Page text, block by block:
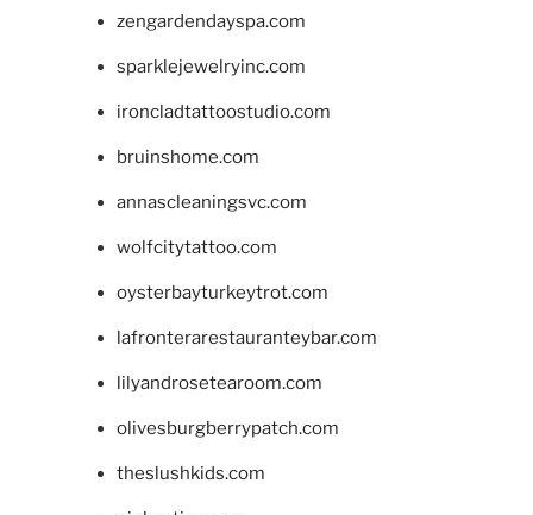
zengardendayspa.com
sparklejewelryinc.com
ironcladtattoostudio.com
bruinshome.com
annascleaningsvc.com
wolfcitytattoo.com
oysterbayturkeytrot.com
lafronterarestauranteybar.com
lilyandrosetearoom.com
olivesburgberrypatch.com
theslushkids.com